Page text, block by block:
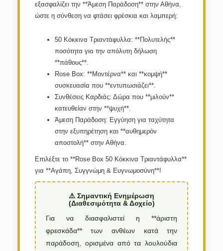
εξασφαλίζει την **Άμεση Παράδοση** στην Αθήνα,
ώστε η σύνθεση να φτάσει φρέσκια και λαμπερή:
50 Κόκκινα Τριαντάφυλλα: **Πολυτελής**
ποσότητα για την απόλυτη δήλωση
**πάθους**.
Rose Box: **Μοντέρνα** και **κομψή**
συσκευασία που **εντυπωσιάζει**.
Συνθέσεις Καρδιάς: Δώρα που **μιλούν**
κατευθείαν στην **ψυχή**.
Άμεση Παράδοση: Εγγύηση για ταχύτητα
στην εξυπηρέτηση και **αυθημερόν
αποστολή** στην Αθήνα.
Επιλέξτε το **Rose Box 50 Κόκκινα Τριαντάφυλλα**
για **Αγάπη, Συγγνώμη & Ευγνωμοσύνη**!
⚠️ Σημαντική Ενημέρωση
(Διαθεσιμότητα & Δοχείο)
Για να διασφαλιστεί η **άριστη
φρεσκάδα** των ανθέων κατά την
παράδοση, ορισμένα από τα λουλούδια